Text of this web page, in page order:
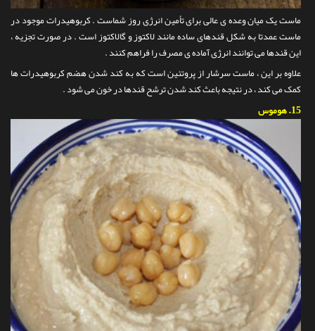
ماست یک میان وعده ی عالی برای تأمین انرژی روز شماست . کربوهیدرات موجود در
ماست عمدتا به شکل قندهای ساده مانند لاکتوز و گالاکتوز است . در صورت تجزیه ،
این قندها می توانند انرژی آماده ی مصرف را فراهم کنند .
علاوه بر این ، ماست سرشار از پروتئین است که به کند شدن هضم کربوهیدرات ها
کمک می کند ، در نتیجه باعث کند شدن ترشح قندها در خون می شود .
15. هوموس